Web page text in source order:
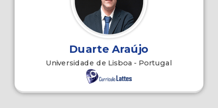
Duarte Araújo
Universidade de Lisboa - Portugal